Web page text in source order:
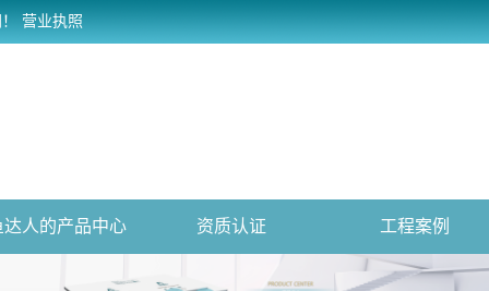
营业执照
达人的产品中心 资质认证 工程案例